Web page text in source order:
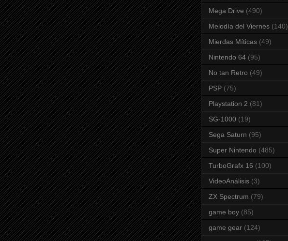
Mega Drive (490)
Melodía del Viernes (140)
Mierdas Míticas (49)
Nintendo 64 (95)
No tan Retro (49)
PSP (75)
Playstation 2 (81)
SG-1000 (19)
Sega Saturn (95)
Super Nintendo (485)
TurboGrafx 16 (100)
VideoAnálisis (3)
ZX Spectrum (79)
game boy (85)
game gear (124)